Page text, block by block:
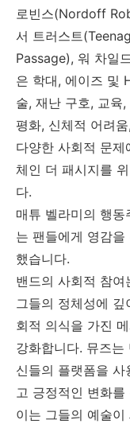
로빈스(Nordoff
서 트러스트
Passage), 워 차일
은 학대, 에이즈 및
술, 재난 구호, 교육,
평화, 신체적 어려움,
다양한 사회적 문
체인 더 패시지를
다.
매튜 벨라미의 행
는 팬들에게 영감
했습니다.
밴드의 사회적 참
그들의 정체성에 깊
회적 의식을 가진
강화합니다. 뮤즈는
신들의 플랫폼을
고 긍정적인 변화
이는 그들의 예술